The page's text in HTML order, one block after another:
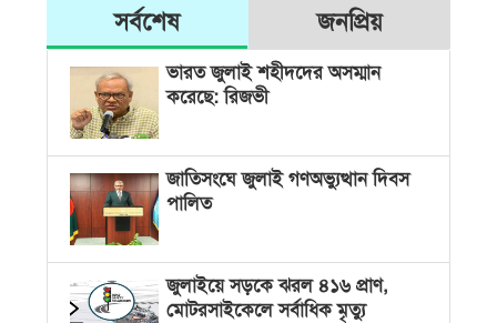
সর্বশেষ জনপ্রিয়
ভারত জুলাই শহীদদের অসম্মান
করেছে: রিজভী
জাতিসংঘে জুলাই গণঅভ্যুত্থান দিবস
পালিত
জুলাইয়ে সড়কে ঝরল ৪১৬ প্রাণ,
মোটরসাইকেলে সর্বাধিক মৃত্যু